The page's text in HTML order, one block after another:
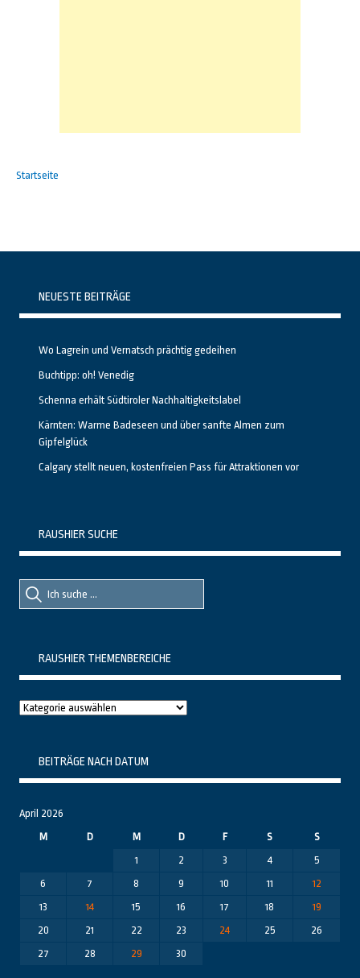
Startseite
NEUESTE BEITRÄGE
Wo Lagrein und Vernatsch prächtig gedeihen
Buchtipp: oh! Venedig
Schenna erhält Südtiroler Nachhaltigkeitslabel
Kärnten: Warme Badeseen und über sanfte Almen zum
Gipfelglück
Calgary stellt neuen, kostenfreien Pass für Attraktionen vor
RAUSHIER SUCHE
Suche
nach::
Suche
nach:
RAUSHIER THEMENBEREICHE
Raushier
BEITRÄGE NACH DATUM
April 2026
M
D M D F S
S
1
2 3 4
5
6
7 8 9 10 11
12
13
14 15 16 17 18
19
20
21 22 23 24 25
26
27
28 29 30